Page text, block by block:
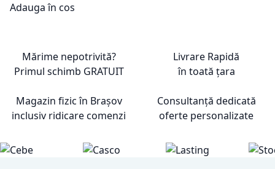
Adauga în cos
Mărime nepotrivită?
Primul schimb GRATUIT
Livrare Rapidă
în toată țara
Magazin fizic în Brașov
inclusiv ridicare comenzi
Consultanță dedicată
oferte personalizate